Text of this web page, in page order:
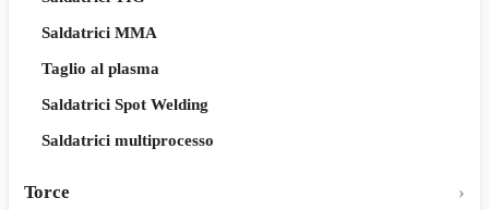
Saldatrici MMA
Taglio al plasma
Saldatrici Spot Welding
Saldatrici multiprocesso
Torce